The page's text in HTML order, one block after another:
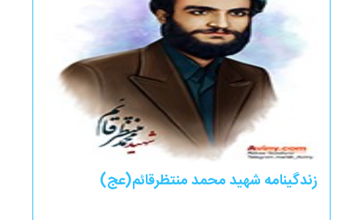
زندگینامه شهید محمد منتظرقائم(عج)